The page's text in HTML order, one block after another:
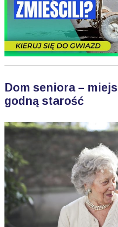
Dom seniora –
godną starość